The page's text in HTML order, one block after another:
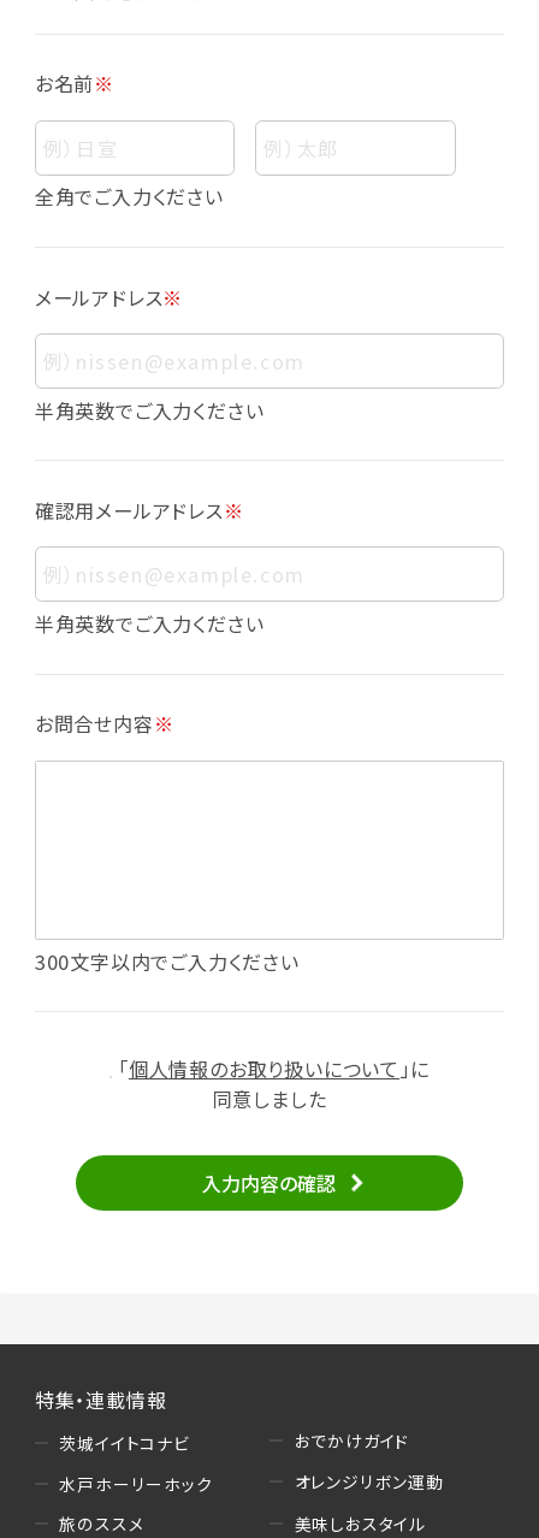
個人情報
個人情報とは、お客様個人に関する情報であっ
て、当該情報を構成する氏名、住所、電話番号、
す。また、その情報のみでは識別できない場合で
も、他の情報と容易に照合することで、結果的に
お客様個人を識別できるものも個人情報に含ま
れます。
個人情報の利用目的について
下の通りであり、これらの目的達成の範囲を超
えてお客様の個人情報を利用することはありま
せん。
・会員登録者の個人認証
・会員ポイントプログラムの運営
・メールマガジンの配信
・本サービスに関する規約等の変更の通知
・投稿したクチコミ情報、写真の本サービスへの
・メールマガジン、お知らせ、広告等の配信
（2）ユーザーからのお問い合わせへの対応
せの内容確認、返答
・当サービスの品質改善
・読者プレゼント、アンケート等、当サービスが実
施するキャンペーンの抽選、当選者への連絡及
び発送 ・ユーザーの趣向や属性情報等の分析
（5）広告主への問い合わせ・応募等への対応
お名前※
全角でご入力ください
メールアドレス※
半角英数でご入力ください
確認用メールアドレス※
半角英数でご入力ください
お問合せ内容※
300文字以内でご入力ください
「個人情報のお取り扱いについて 」に
同意しました
入力内容の確認
特集・連載情報
茨城イイトコナビ
水戸ホーリーホック
旅のススメ
おでかけガイド
オレンジリボン運動
美味しおスタイル